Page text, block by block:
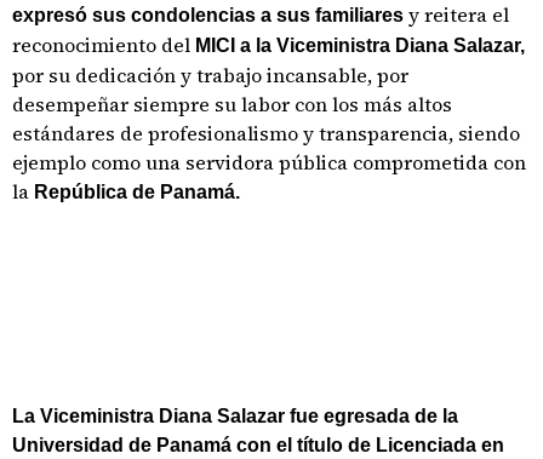
expresó sus condolencias a sus familiares y reitera el
reconocimiento del MICI a la Viceministra Diana Salazar,
por su dedicación y trabajo incansable, por
desempeñar siempre su labor con los más altos
estándares de profesionalismo y transparencia, siendo
ejemplo como una servidora pública comprometida con
la República de Panamá.
La Viceministra Diana Salazar fue egresada de la
Universidad de Panamá con el título de Licenciada en